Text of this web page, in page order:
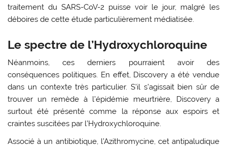
traitement du SARS-CoV-2 puisse voir le jour, malgré les
déboires de cette étude particulièrement médiatisée.
Le spectre de l’Hydroxychloroquine
Néanmoins, ces derniers pourraient avoir des
conséquences politiques. En effet, Discovery a été vendue
dans un contexte très particulier. S’il s’agissait bien sûr de
trouver un remède à l’épidémie meurtrière, Discovery a
surtout été présenté comme la réponse aux espoirs et
craintes suscitées par l’Hydroxychloroquine.
Associé à un antibiotique, l’Azithromycine, cet antipaludique